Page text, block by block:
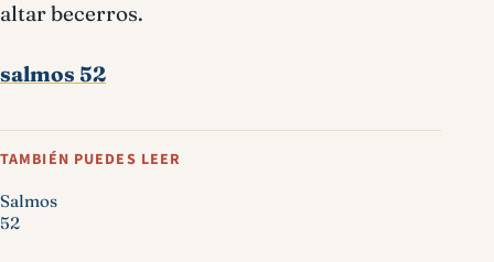
altar becerros.
salmos 52
TAMBIÉN PUEDES LEER
Salmos
52